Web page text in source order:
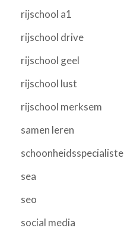
rijschool a1
rijschool drive
rijschool geel
rijschool lust
rijschool merksem
samen leren
schoonheidsspecialiste
sea
seo
social media